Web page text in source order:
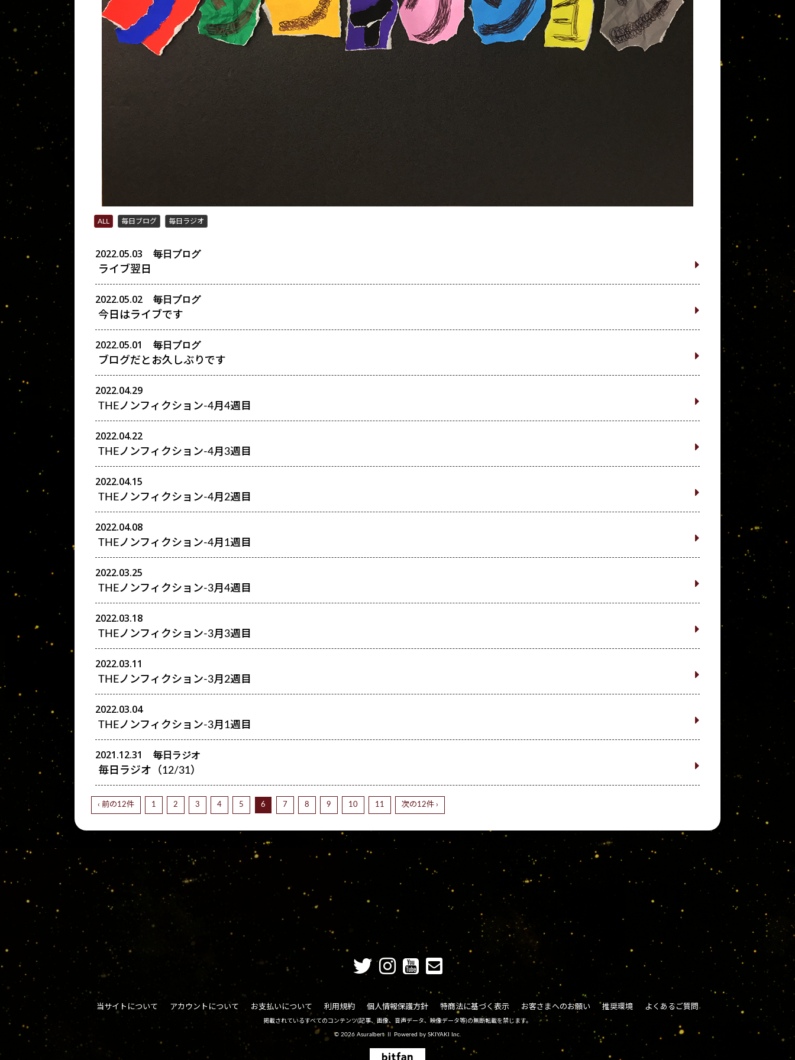
ALL 毎日ブログ 毎日ラジオ
2022.05.03 毎日ブログ
ライブ翌日
2022.05.02 毎日ブログ
今日はライブです
2022.05.01 毎日ブログ
ブログだとお久しぶりです
2022.04.29
THEノンフィクション-4月4週目
2022.04.22
THEノンフィクション-4月3週目
2022.04.15
THEノンフィクション-4月2週目
2022.04.08
THEノンフィクション-4月1週目
2022.03.25
THEノンフィクション-3月4週目
2022.03.18
THEノンフィクション-3月3週目
2022.03.11
THEノンフィクション-3月2週目
2022.03.04
THEノンフィクション-3月1週目
2021.12.31 毎日ラジオ
毎日ラジオ（12/31）
‹ 前の12件 1 2 3 4 5 6 7 8 9 10 11 次の12件 ›
当サイトについて アカウントについて お支払いについて 利用規約 個人情報保護方針 特商法に基づく表示 お客さまへのお願い 推奨環境 よくあるご質問
掲載されているすべてのコンテンツ(記事、画像、音声データ、映像データ等)の無断転載を禁じます。
© 2026 Asuralbert Ⅱ Powered by SKIYAKI Inc.